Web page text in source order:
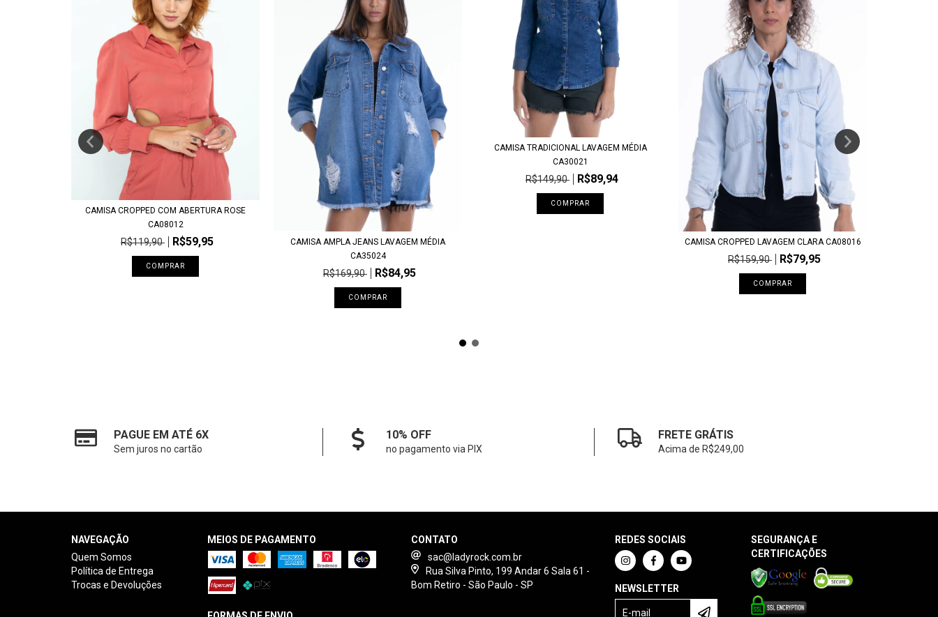
CAMISA CROPPED COM ABERTURA ROSE
CA08012
R$119,90 R$59,95
COMPRAR
CAMISA AMPLA JEANS LAVAGEM MÉDIA
CA35024
R$169,90 R$84,95
COMPRAR
CAMISA TRADICIONAL LAVAGEM MÉDIA
CA30021
R$149,90 R$89,94
COMPRAR
CAMISA CROPPED LAVAGEM CLARA CA08016
R$159,90 R$79,95
COMPRAR
PAGUE EM ATÉ 6X
Sem juros no cartão
10% OFF
no pagamento via PIX
FRETE GRÁTIS
Acima de R$249,00
NAVEGAÇÃO
Quem Somos
Política de Entrega
Trocas e Devoluções
MEIOS DE PAGAMENTO
CONTATO
sac@ladyrock.com.br
Rua Silva Pinto, 199 Andar 6 Sala 61 -
Bom Retiro - São Paulo - SP
REDES SOCIAIS
NEWSLETTER
SEGURANÇA E
CERTIFICAÇÕES